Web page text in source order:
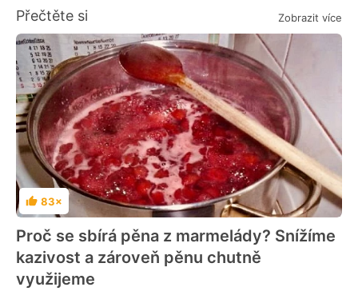
Přečtěte si Zobrazit více
Hodnocení
83×
Proč se sbírá pěna z marmelády? Snížíme
kazivost a zároveň pěnu chutně
využijeme